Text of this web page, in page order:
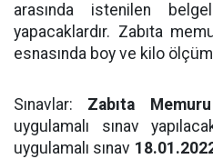
arasında istenilen
yapacaklardır. Zabıta
esnasında boy ve kilo
Sınavlar: Zabıta
uygulamalı sınav
uygulamalı sınav